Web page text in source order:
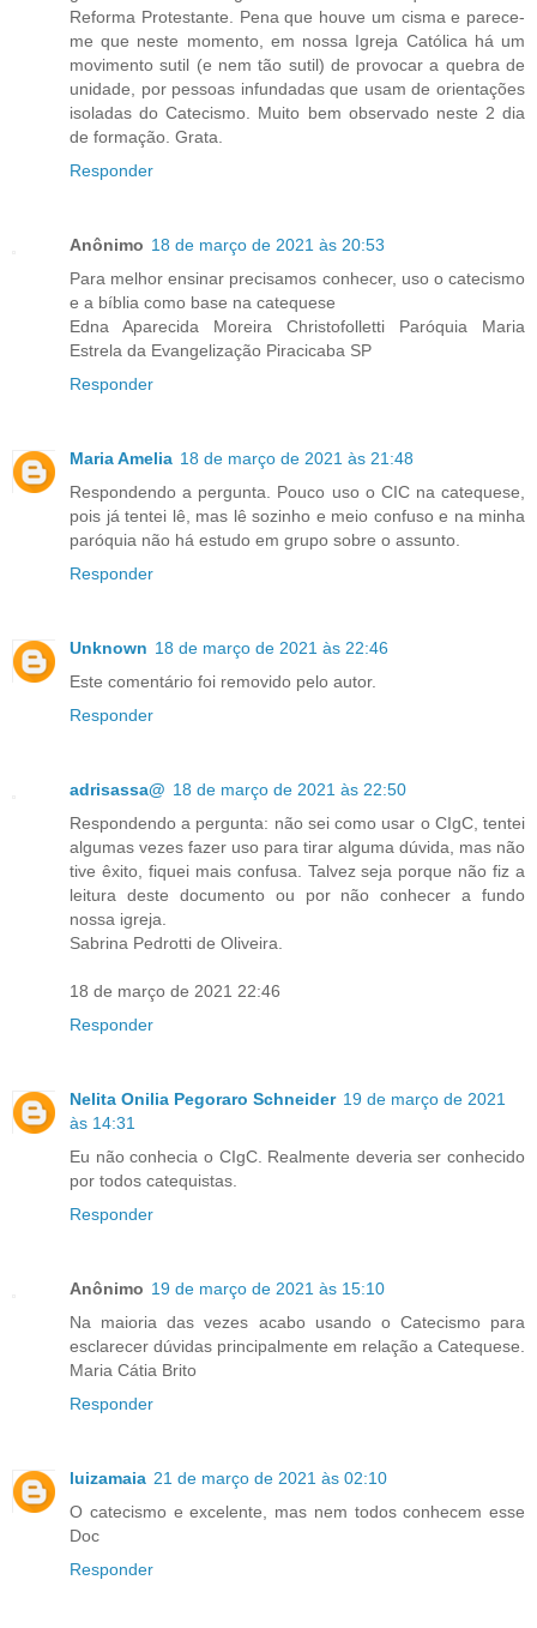
Reforma Protestante. Pena que houve um cisma e parece-
me que neste momento, em nossa Igreja Católica há um
movimento sutil (e nem tão sutil) de provocar a quebra de
unidade, por pessoas infundadas que usam de orientações
isoladas do Catecismo. Muito bem observado neste 2 dia
de formação. Grata.
Responder
Anônimo 18 de março de 2021 às 20:53
Para melhor ensinar precisamos conhecer, uso o catecismo
e a bíblia como base na catequese
Edna Aparecida Moreira Christofolletti Paróquia Maria
Estrela da Evangelização Piracicaba SP
Responder
Maria Amelia 18 de março de 2021 às 21:48
Respondendo a pergunta. Pouco uso o CIC na catequese,
pois já tentei lê, mas lê sozinho e meio confuso e na minha
paróquia não há estudo em grupo sobre o assunto.
Responder
Unknown 18 de março de 2021 às 22:46
Este comentário foi removido pelo autor.
Responder
adrisassa@ 18 de março de 2021 às 22:50
Respondendo a pergunta: não sei como usar o CIgC, tentei
algumas vezes fazer uso para tirar alguma dúvida, mas não
tive êxito, fiquei mais confusa. Talvez seja porque não fiz a
leitura deste documento ou por não conhecer a fundo
nossa igreja.
Sabrina Pedrotti de Oliveira.
18 de março de 2021 22:46
Responder
Nelita Onilia Pegoraro Schneider 19 de março de 2021
às 14:31
Eu não conhecia o CIgC. Realmente deveria ser conhecido
por todos catequistas.
Responder
Anônimo 19 de março de 2021 às 15:10
Na maioria das vezes acabo usando o Catecismo para
esclarecer dúvidas principalmente em relação a Catequese.
Maria Cátia Brito
Responder
luizamaia 21 de março de 2021 às 02:10
O catecismo e excelente, mas nem todos conhecem esse
Doc
Responder